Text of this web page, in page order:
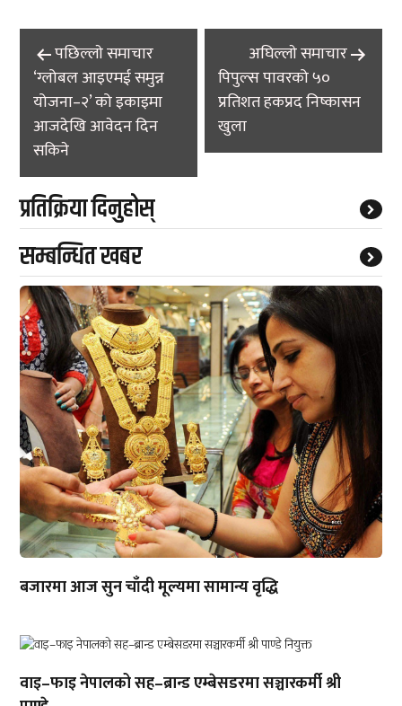
Post
navigation
पछिल्लाे समाचार
‘ग्लोबल आइएमई समुन्न
योजना–२’ को इकाइमा
आजदेखि आवेदन दिन
सकिने
अघिल्लाे समाचार
पिपुल्स पावरको ५०
प्रतिशत हकप्रद निष्कासन
खुला
प्रतिक्रिया दिनुहोस्
सम्बन्धित खबर
बजारमा आज सुन चाँदी मूल्यमा सामान्य वृद्धि
वाइ–फाइ नेपालको सह–ब्रान्ड एम्बेसडरमा सञ्चारकर्मी श्री